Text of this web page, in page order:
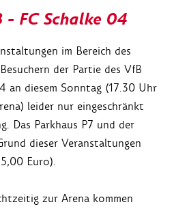
FC Schalke 04
im Bereich des
der Partie des VfB
an diesem Sonntag (17.30 Uhr
leider nur eingeschränkt
Das Parkhaus P7 und der
dieser Veranstaltungen
Euro).
zur Arena kommen